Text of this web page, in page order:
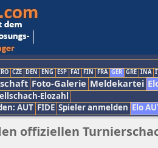
CZE DEN ENG ESP FAI FIN FRA GER GRE INA
Foto-Galerie Meldekartei
Elozahl
AUT FIDE Spieler anmelden Elo
offiziellen